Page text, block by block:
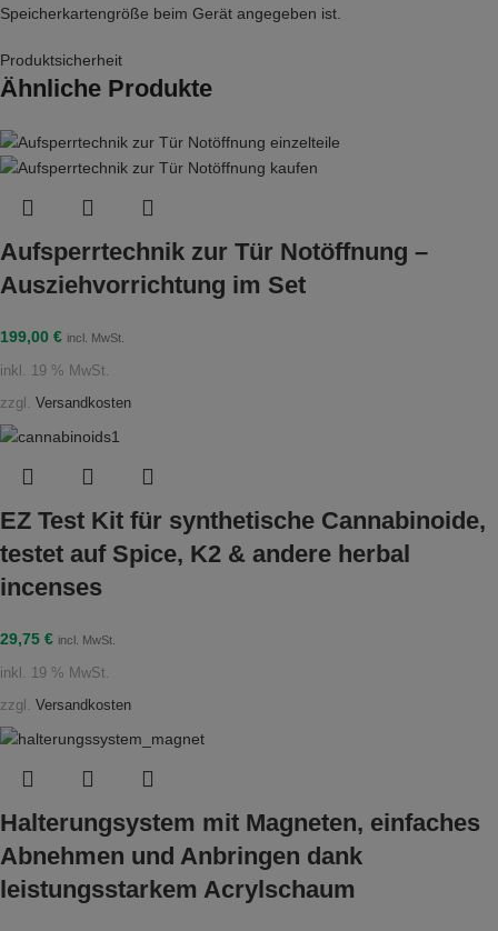
Speicherkartengröße beim Gerät angegeben ist.
Produktsicherheit
Ähnliche Produkte
Aufsperrtechnik zur Tür Notöffnung –
Ausziehvorrichtung im Set
199,00 € incl. MwSt.
inkl. 19 % MwSt.
zzgl. Versandkosten
EZ Test Kit für synthetische Cannabinoide,
testet auf Spice, K2 & andere herbal
incenses
29,75 € incl. MwSt.
inkl. 19 % MwSt.
zzgl. Versandkosten
Halterungsystem mit Magneten, einfaches
Abnehmen und Anbringen dank
leistungsstarkem Acrylschaum